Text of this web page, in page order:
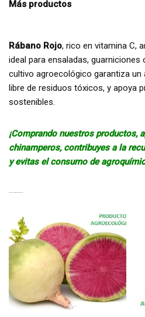
Más productos
Rábano Rojo, rico en vitamina C,
ideal para ensaladas,
cultivo agroecológico garantiza un
libre de residuos tóxicos, y apoya
sostenibles.
¡Comprando nuestros productos,
chinamperos, contribuyes a la
y evitas el consumo de